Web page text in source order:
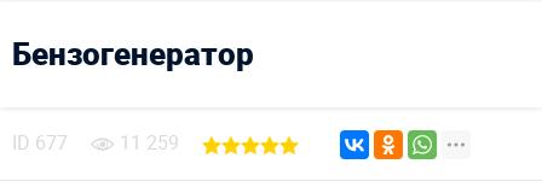
Бензогенератор
ID 677 11 259